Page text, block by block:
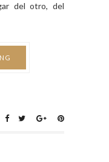
del otro, del